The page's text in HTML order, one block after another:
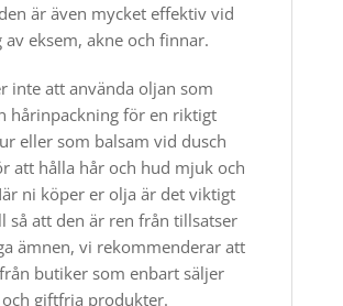
är även mycket effektiv vid
av eksem, akne och finnar.
inte att använda oljan som
hårinpackning för en riktigt
eller som balsam vid dusch
att hålla hår och hud mjuk och
ni köper er olja är det viktigt
så att den är ren från tillsatser
ämnen, vi rekommenderar att
butiker som enbart säljer
giftfria produkter.